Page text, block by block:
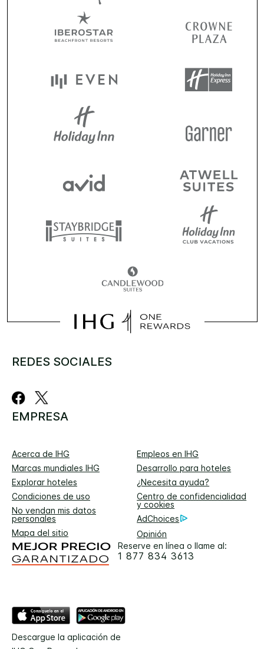
REDES SOCIALES
EMPRESA
Acerca de IHG
Empleos en IHG
Marcas mundiales IHG
Desarrollo para hoteles
Explorar hoteles
¿Necesita ayuda?
Condiciones de uso
Centro de confidencialidad
y cookies
No vendan mis datos
personales
AdChoices
Mapa del sitio
Opinión
Reserve en línea o llame al:
1 877 834 3613
Descargue la aplicación de